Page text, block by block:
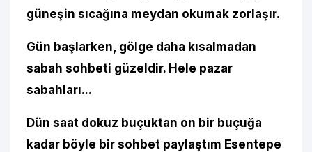
güneşin sıcağına meydan okumak zorlaşır.
Gün başlarken, gölge daha kısalmadan
sabah sohbeti güzeldir. Hele pazar
sabahları...
Dün saat dokuz buçuktan on bir buçuğa
kadar böyle bir sohbet paylaştım Esentepe